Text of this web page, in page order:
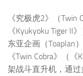
《究极虎2》（Twin
《Kyukyoku Tiger II
东亚企画（Toaplan
《Twin Cobra》（
架战斗直升机，通